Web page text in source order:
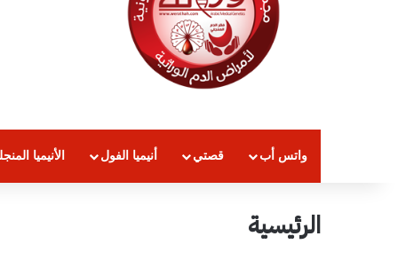
واتس أب قصتي أنيميا الفول الأنيميا
الرئيسية